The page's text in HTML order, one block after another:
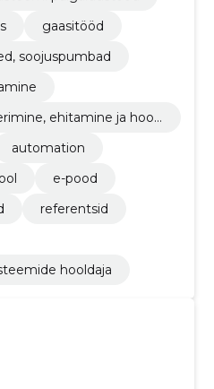
gaasitööd
soojuspumbad
ehitamine ja hool
automation
e-pood
referentsid
hooldaja